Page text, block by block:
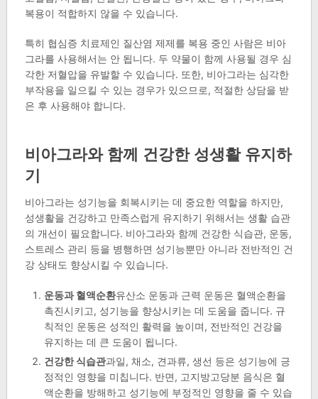
복용이 적합하지 않을 수 있습니다.
특히 협심증 치료제인 질산염 제제를 복용 중인 사람은 비아
그라를 사용해서는 안 됩니다. 두 약물이 함께 사용될 경우 심
각한 저혈압을 유발할 수 있습니다. 또한, 비아그라는 심각한
부작용을 일으킬 수 있는 경우가 있으므로, 적절한 상담을 받
은 후 사용해야 합니다.
비아그라와 함께 건강한 성생활 유지하
기
비아그라는 성기능을 회복시키는 데 중요한 역할을 하지만,
성생활을 건강하고 만족스럽게 유지하기 위해서는 생활 습관
의 개선이 필요합니다. 비아그라와 함께 건강한 식습관, 운동,
스트레스 관리 등을 병행하면 성기능뿐만 아니라 전반적인 건
강 상태도 향상시킬 수 있습니다.
운동과 혈액순환유산소 운동과 근력 운동은 혈액순환을
촉진시키고, 성기능을 향상시키는 데 도움을 줍니다. 규
칙적인 운동은 성적인 활력을 높이며, 전반적인 건강을
유지하는 데 큰 도움이 됩니다.
건강한 식습관과일, 채소, 견과류, 생선 등은 성기능에 긍
정적인 영향을 미칩니다. 반면, 고지방고당분 음식은 혈
액순환을 방해하고 성기능에 부정적인 영향을 줄 수 있습